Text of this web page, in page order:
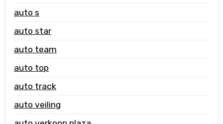
auto s
auto star
auto team
auto top
auto track
auto veiling